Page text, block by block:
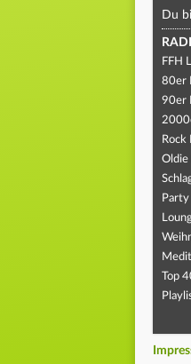
Du
FFH
80er
90er
Rock
Oldie
Party
Top